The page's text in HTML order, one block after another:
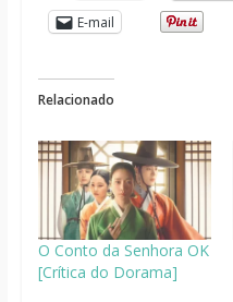
E-mail
Relacionado
O Conto da Senhora OK
[Crítica do Dorama]